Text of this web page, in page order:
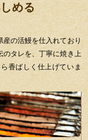
める
産の活鰻を仕入れており
のタレを、丁寧に焼き上
香ばしく仕上げていま